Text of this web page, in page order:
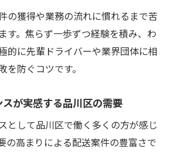
の獲得や業務の流れに慣れるまで苦
す。焦らず一歩ずつ経験を積み、わ
的に先輩ドライバーや業界団体に相
を防ぐコツです。
が実感する品川区の需要
として品川区で働く多くの方が感じ
の高まりによる配送案件の豊富さで